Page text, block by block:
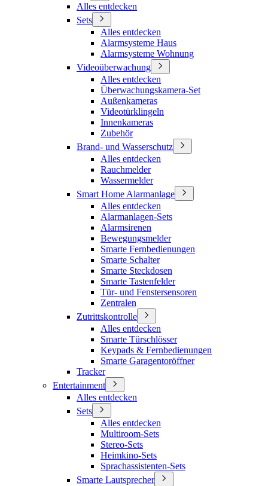
Alles entdecken
Sets
Alles entdecken
Alarmsysteme Haus
Alarmsysteme Wohnung
Videoüberwachung
Alles entdecken
Überwachungskamera-Set
Außenkameras
Videotürklingeln
Innenkameras
Zubehör
Brand- und Wasserschutz
Alles entdecken
Rauchmelder
Wassermelder
Smart Home Alarmanlage
Alles entdecken
Alarmanlagen-Sets
Alarmsirenen
Bewegungsmelder
Smarte Fernbedienungen
Smarte Schalter
Smarte Steckdosen
Smarte Tastenfelder
Tür- und Fenstersensoren
Zentralen
Zutrittskontrolle
Alles entdecken
Smarte Türschlösser
Keypads & Fernbedienungen
Smarte Garagentoröffner
Tracker
Entertainment
Alles entdecken
Sets
Alles entdecken
Multiroom-Sets
Stereo-Sets
Heimkino-Sets
Sprachassistenten-Sets
Smarte Lautsprecher